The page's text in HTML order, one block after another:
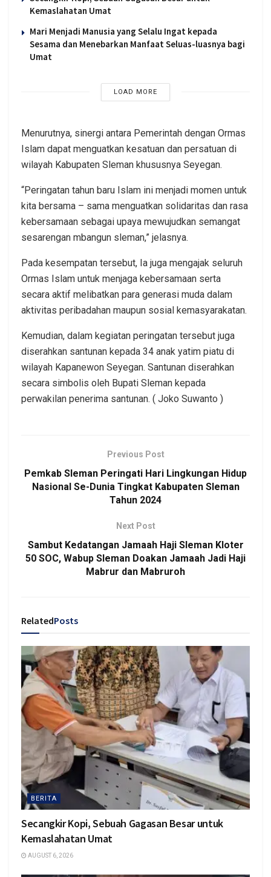
Kemaslahatan Umat
Mari Menjadi Manusia yang Selalu Ingat kepada
Sesama dan Menebarkan Manfaat Seluas-luasnya bagi
Umat
LOAD MORE
Menurutnya, sinergi antara Pemerintah dengan Ormas
Islam dapat menguatkan kesatuan dan persatuan di
wilayah Kabupaten Sleman khususnya Seyegan.
“Peringatan tahun baru Islam ini menjadi momen untuk
kita bersama – sama menguatkan solidaritas dan rasa
kebersamaan sebagai upaya mewujudkan semangat
sesarengan mbangun sleman,” jelasnya.
Pada kesempatan tersebut, Ia juga mengajak seluruh
Ormas Islam untuk menjaga kebersamaan serta
secara aktif melibatkan para generasi muda dalam
aktivitas peribadahan maupun sosial kemasyarakatan.
Kemudian, dalam kegiatan peringatan tersebut juga
diserahkan santunan kepada 34 anak yatim piatu di
wilayah Kapanewon Seyegan. Santunan diserahkan
secara simbolis oleh Bupati Sleman kepada
perwakilan penerima santunan. ( Joko Suwanto )
Previous Post
Pemkab Sleman Peringati Hari Lingkungan Hidup
Nasional Se-Dunia Tingkat Kabupaten Sleman
Tahun 2024
Next Post
Sambut Kedatangan Jamaah Haji Sleman Kloter
50 SOC, Wabup Sleman Doakan Jamaah Jadi Haji
Mabrur dan Mabruroh
RelatedPosts
BERITA
Secangkir Kopi, Sebuah Gagasan Besar untuk
Kemaslahatan Umat
AUGUST 6, 2026